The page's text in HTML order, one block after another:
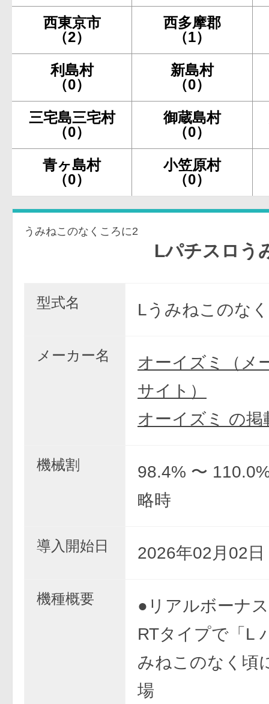
西東京市
（2）
西多摩郡
（1）
利島村
（0）
新島村
（0）
三宅島三宅村
（0）
御蔵島村
（0）
青ヶ島村
（0）
小笠原村
（0）
うみねこのなくころに2
Lパチスロうみね
型式名 Lうみねこのな
メーカー名
オーイズミ（メ
サイト）
オーイズミ の掲
機械割
98.4% 〜
略時
導入開始日 2026年02月02日
機種概要
●リアルボーナ
RTタイプで「L
みねこのなく頃
場